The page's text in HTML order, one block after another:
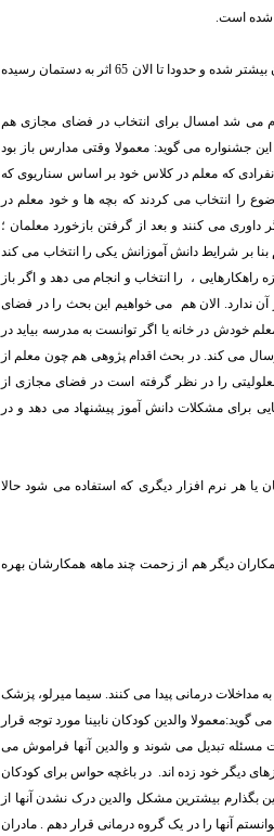
ج: با توجه به اینکه این روزها آموزش مجازی هم بیشتر شده است مشارکت همکاران بیشتر شده و حدودا تا الان 65 اثر به دستمان رسیده
می شد امسال برای انتخاب در فضای مجازی هم
جشنواره می گوید: معمولا وقتی مدارس باز بود
که معلم در کلاس خود بر اساس سناریوی که
را انتخاب می کردند که بچه ها و خود معلم در
می کنند و بعد از گرفتن بازخورد معلمان ؛
بر شرایط دانش آموزانش یکی را انتخاب می کند
، را انتخاب و انجام می دهد و اگر باز
ندارد. الان هم می خواهیم این بحث را در فضای
خودش در خانه یا اگر توانست به مدرسه بیاید در
می کند. در بحث اقدام پژوهی هم چون معلم از
را در نظر گرفته است در فضای مجازی از
برای مشکلات دانش آموز پیشنهاد می دهد و در
یا هر نرم افزار دیگری که استفاده می شود حالا
دیگر هم از زحمت چند ماهه همکارشان بهره
مداخلات درمانی پیدا می کنند. سیما میرلو، پزشک
والدین کودکان نابینا مورد توجه قرار
مسئله تبدیل می شوند و والدین آنها فراموش می
دیگر خود زده اند. در باغچه حواس برای کودکان
بگذارم بیشترین مشکل والدین درک نشدن آنها از
آنها را در یک گروه درمانی قرار دهم . مادران